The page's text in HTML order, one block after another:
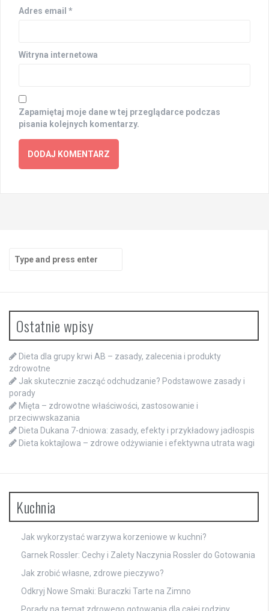
Adres email *
Witryna internetowa
Zapamiętaj moje dane w tej przeglądarce podczas
pisania kolejnych komentarzy.
for:
Ostatnie wpisy
Dieta dla grupy krwi AB – zasady, zalecenia i produkty
zdrowotne
Jak skutecznie zacząć odchudzanie? Podstawowe zasady i
porady
Mięta – zdrowotne właściwości, zastosowanie i
przeciwwskazania
Dieta Dukana 7-dniowa: zasady, efekty i przykładowy jadłospis
Dieta koktajlowa – zdrowe odżywianie i efektywna utrata wagi
Kuchnia
Jak wykorzystać warzywa korzeniowe w kuchni?
Garnek Rossler: Cechy i Zalety Naczynia Rossler do Gotowania
Jak zrobić własne, zdrowe pieczywo?
Odkryj Nowe Smaki: Buraczki Tarte na Zimno